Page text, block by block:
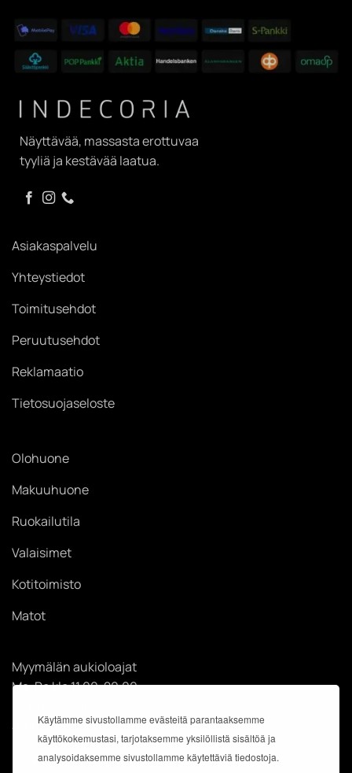
Käytämme sivustollamme evästeitä parantaaksemme
käyttökokemustasi, tarjotaksemme yksilöllistä sisältöä ja
analysoidaksemme sivustollamme käytettäviä tiedostoja.
Näyttävää, massasta erottuvaa
tyyliä ja kestävää laatua.
Asiakaspalvelu
Yhteystiedot
Toimitusehdot
Peruutusehdot
Reklamaatio
Tietosuojaseloste
Olohuone
Makuuhuone
Ruokailutila
Valaisimet
Kotitoimisto
Matot
Myymälän aukioloajat
Ma-Pe klo 11.00-20.00
Su klo 12.00-18.00
Käyntiosoite: Kauppakeskus Easton